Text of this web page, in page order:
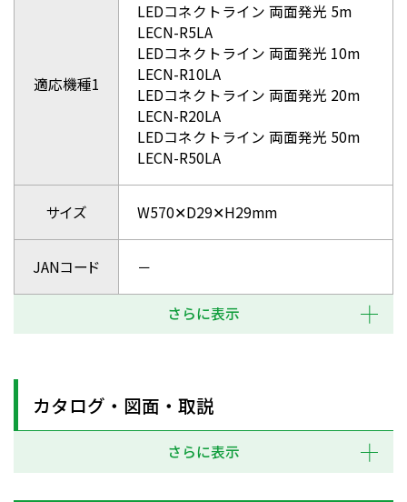
適応機種1
LEDコネクトライン 両面発光 5m
LECN-R5LA
LEDコネクトライン 両面発光 10m
LECN-R10LA
LEDコネクトライン 両面発光 20m
LECN-R20LA
LEDコネクトライン 両面発光 50m
LECN-R50LA
サイズ W570✕D29✕H29mm
JANコード －
さらに表示
カタログ・図面・取説
さらに表示